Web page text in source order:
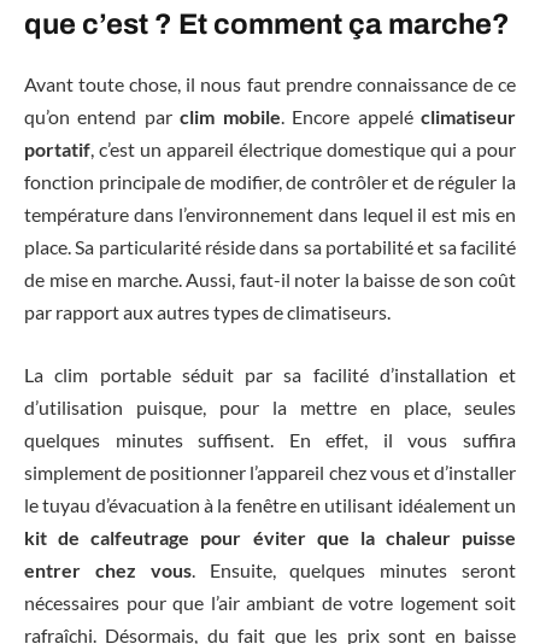
que c’est ? Et comment ça marche?
Avant toute chose, il nous faut prendre connaissance de ce
qu’on entend parclim mobile. Encore appeléclimatiseur
portatif, c’est un appareil électrique domestique qui a pour
fonction principale de modifier, de contrôler et de réguler la
température dans l’environnement dans lequel il est mis en
place. Sa particularité réside dans sa portabilité et sa facilité
de mise en marche. Aussi, faut-il noter la baisse de son coût
par rapport aux autres types de climatiseurs.
La clim portable séduit par sa facilité d’installation et
d’utilisation puisque, pour la mettre en place, seules
quelques minutes suffisent. En effet, il vous suffira
simplement de positionner l’appareil chez vous et d’installer
le tuyau d’évacuation à la fenêtre en utilisant idéalement un
kit de calfeutrage pour éviter que la chaleur puisse
entrer chez vous. Ensuite, quelques minutes seront
nécessaires pour que l’air ambiant de votre logement soit
rafraîchi. Désormais, du fait que les prix sont en baisse